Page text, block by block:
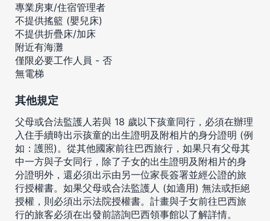
專業房東/住宿管理者
不提供搖籃 (嬰兒床)
不提供折疊床/加床
附近有海灘
僅限必要工作人員 - 否
無電梯
其他規定
父母或合法監護人若與 18 歲以下孩童同行，必須在辦理
入住手續時出示孩童的出生證明及附相片的身分證明 (例
如：護照)。從其他國家前往巴西旅行，如果只有父母其
中一方與子女同行，除了子女的出生證明及附相片的身
分證明外，還必須出示由另一位家長簽署並經公證的旅
行授權書。如果父母或合法監護人 (如適用) 無法或拒絕
授權，則必須出示法院授權書。計畫與子女前往巴西旅
行的旅客必須在出發前諮詢巴西領事館以了解詳情。